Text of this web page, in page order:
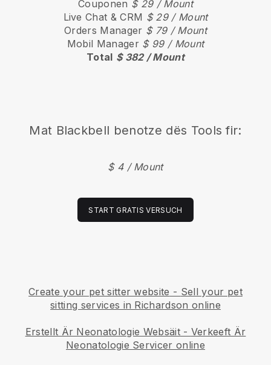
Couponen $ 29 / Mount
Live Chat & CRM $ 29 / Mount
Orders Manager $ 79 / Mount
Mobil Manager $ 99 / Mount
Total $ 382 / Mount
Mat Blackbell benotze dës Tools fir:
$ 4 / Mount
START GRATIS VERSUCH
Create your pet sitter website - Sell your pet
sitting services in Richardson online
Erstellt Är Neonatologie Websäit- Verkeeft Är
Neonatologie Servicer online